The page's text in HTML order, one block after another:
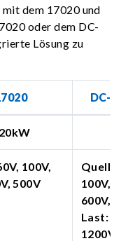
dem 17020 und
oder dem DC-
Lösung zu
DC-
100V,
500V
Quelle:
100V,
Last:
1200V